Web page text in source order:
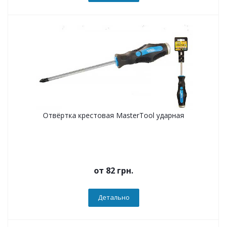
Отвёртка крестовая MasterTool ударная
от 82 грн.
Детально